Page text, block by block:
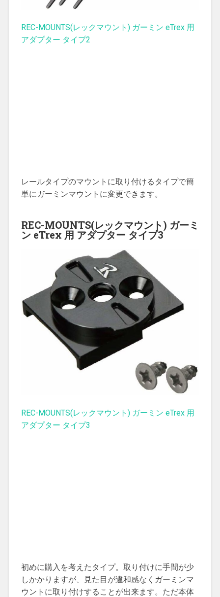
REC-MOUNTS(レックマウント) ガーミン eTrex 用
アダプター タイプ2
レールタイプのマウントに取り付けるタイプで簡
単にガーミンマウントに変更できます。
REC-MOUNTS(レックマウント) ガーミ
ン eTrex 用 アダプター タイプ3
REC-MOUNTS(レックマウント) ガーミン eTrex 用
アダプター タイプ3
初めに購入を考えたタイプ。取り付けに手間が少
しかかりますが、見た目が違和感なくガーミンマ
ウントに取り付けすることが出来ます。ただ本体